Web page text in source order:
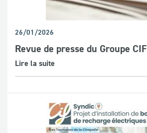
26/01/2026
Revue de presse du Groupe CIF
Lire la suite